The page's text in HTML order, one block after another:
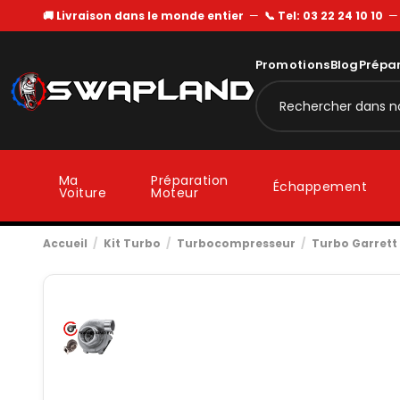
🚚 Livraison dans le monde entier — 📞 Tel: 03 22 24 10 10
PromotionsBlog
Ma
Voiture
Préparation
Moteur Échappement
Accueil Kit Turbo Turbocompresseur Turbo Garrett